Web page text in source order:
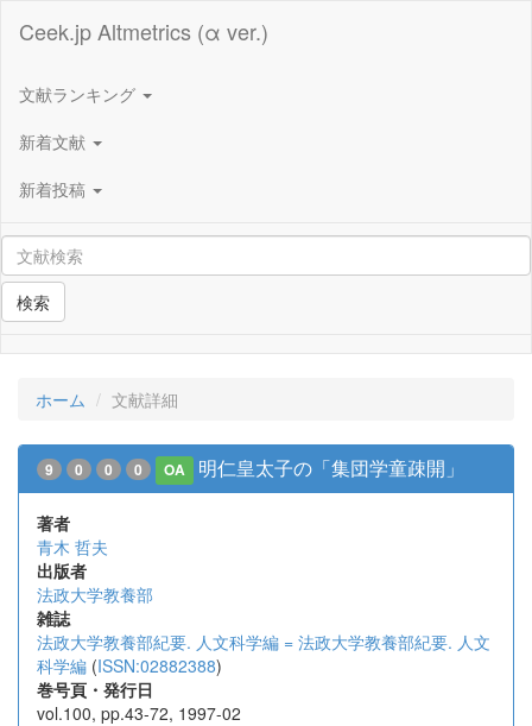
Ceek.jp Altmetrics (α ver.)
文献ランキング
新着文献
新着投稿
検索
ホーム 文献詳細
9 0 0 0 OA 明仁皇太子の「集団学童疎開」
著者
青木 哲夫
出版者
法政大学教養部
雑誌
法政大学教養部紀要. 人文科学編 = 法政大学教養部紀要. 人文
科学編 (ISSN:02882388)
巻号頁・発行日
vol.100, pp.43-72, 1997-02